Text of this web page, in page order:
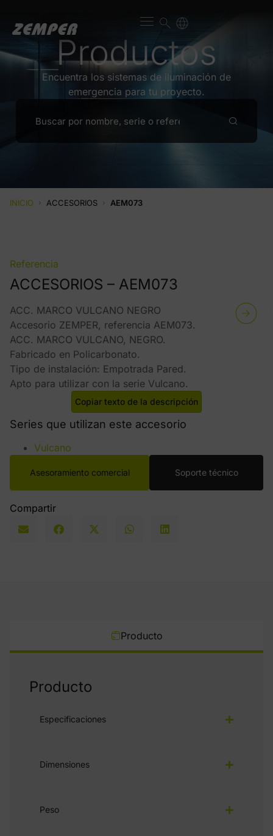
Productos
Encuentra los sistemas de iluminación de
emergencia para tu proyecto.
INICIO › ACCESORIOS › AEM073
Referencia
ACCESORIOS – AEM073
ACC. MARCO VULCANO NEGRO
Accesorio ZEMPER, referencia AEM073.
ACC. MARCO VULCANO, NEGRO.
Fabricado en Policarbonato.
Tipo de instalación: Empotrada Pared.
Apto para utilizar con la serie Vulcano.
Copiar texto de la descripción
Series que utilizan este accesorio
Vulcano
Asesoramiento comercial Soporte técnico
Compartir
Producto
Producto
Especificaciones
Dimensiones
Peso